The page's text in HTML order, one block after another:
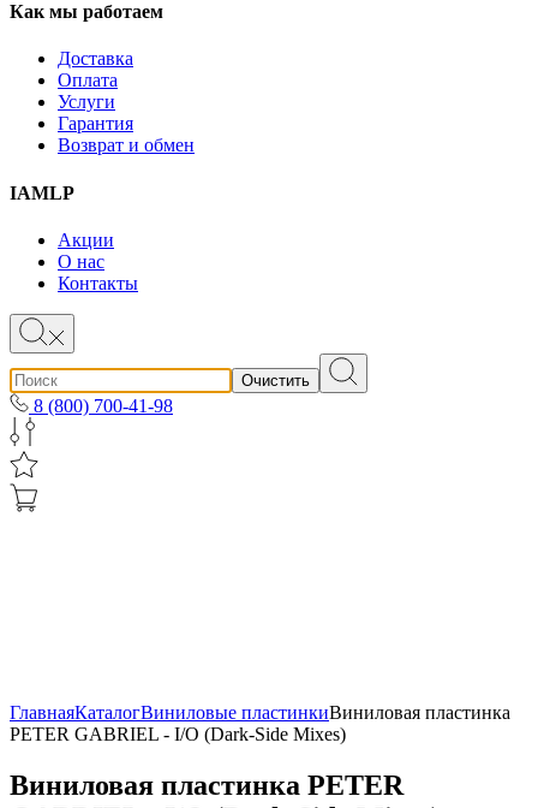
Как мы работаем
Доставка
Оплата
Услуги
Гарантия
Возврат и обмен
IAMLP
Акции
О нас
Контакты
Очистить
8 (800) 700-41-98
ГлавнаяКаталогВиниловые пластинкиВиниловая пластинка
PETER GABRIEL - I/O (Dark-Side Mixes)
Виниловая пластинка PETER